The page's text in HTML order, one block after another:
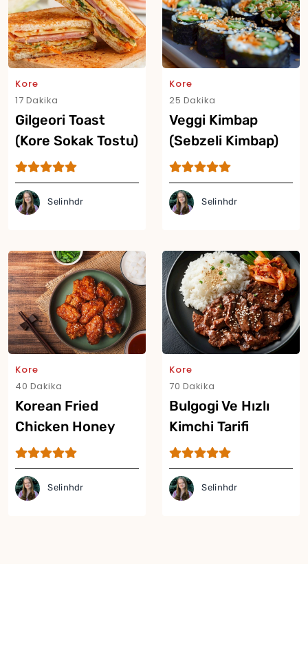
Kore
17 Dakika
Gilgeori Toast
(Kore Sokak Tostu)
Tarifi
Selinhdr
Kore
25 Dakika
Veggi Kimbap
(Sebzeli Kimbap)
Tarifi
Selinhdr
Kore
40 Dakika
Korean Fried
Chicken Honey
Mustard (Kore
Usulü Ballı Hardallı
Kızarmış Tavuk)
Selinhdr
Kore
70 Dakika
Bulgogi Ve Hızlı
Kimchi Tarifi
Selinhdr